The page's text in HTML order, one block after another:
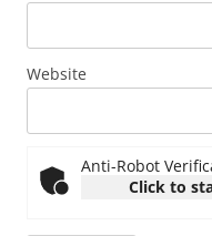
Website
Anti-Robot
Click to